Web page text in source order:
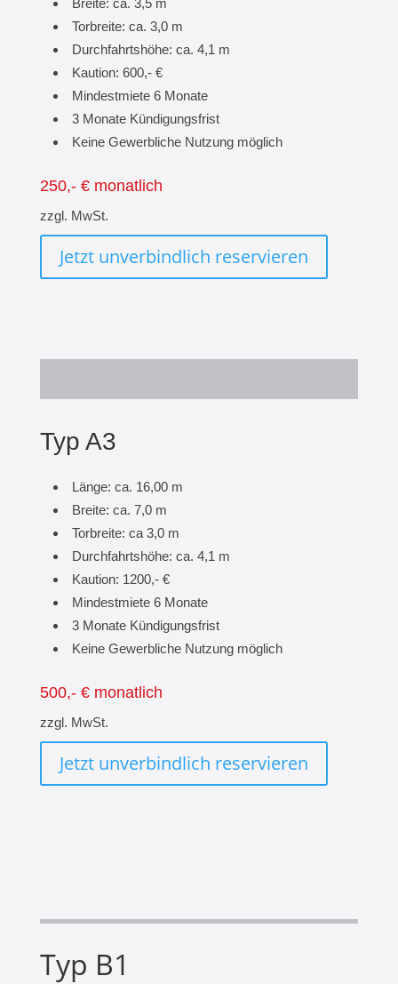
Breite: ca. 3,5 m
Torbreite: ca. 3,0 m
Durchfahrtshöhe: ca. 4,1 m
Kaution: 600,- €
Mindestmiete 6 Monate
3 Monate Kündigungsfrist
Keine Gewerbliche Nutzung möglich
250,- € monatlich
zzgl. MwSt.
Jetzt unverbindlich reservieren
Typ A3
Länge: ca. 16,00 m
Breite: ca. 7,0 m
Torbreite: ca 3,0 m
Durchfahrtshöhe: ca. 4,1 m
Kaution: 1200,- €
Mindestmiete 6 Monate
3 Monate Kündigungsfrist
Keine Gewerbliche Nutzung möglich
500,- € monatlich
zzgl. MwSt.
Jetzt unverbindlich reservieren
Typ B1